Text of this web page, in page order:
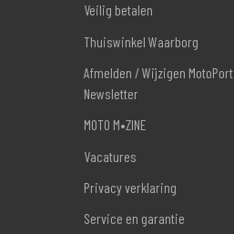
Veilig betalen
Thuiswinkel Waarborg
Afmelden / Wijzigen MotoPort
Newsletter
MOTO M•ZINE
Vacatures
Privacy verklaring
Service en garantie